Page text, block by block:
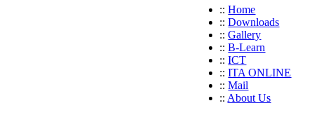
:: Home
:: Downloads
:: Gallery
:: B-Learn
:: ICT
:: ITA ONLINE
:: Mail
:: About Us